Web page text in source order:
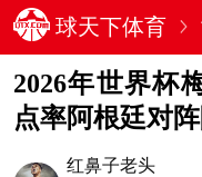
球天下体育
2026年世界杯
点率阿根廷对
红鼻子老头